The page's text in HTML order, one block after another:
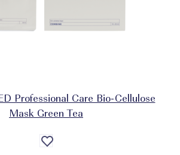
Professional Care Bio-Cellulose
Mask Green Tea
Auf
die